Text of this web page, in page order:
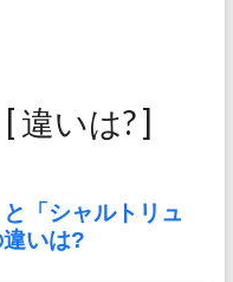
違いは? ]